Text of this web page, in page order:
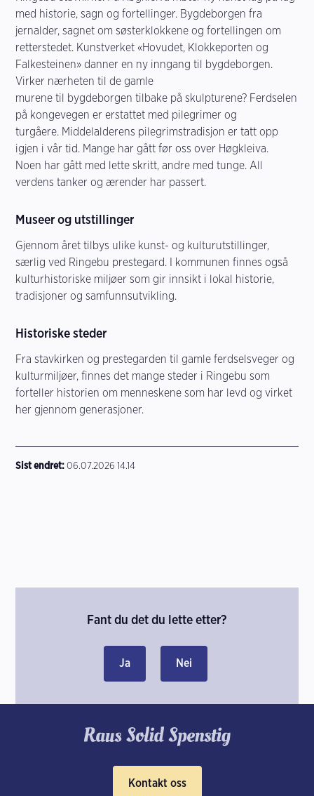
med historie, sagn og fortellinger. Bygdeborgen fra
jernalder, sagnet om søsterklokkene og fortellingen om
retterstedet. Kunstverket «Hovudet, Klokkeporten og
Falkesteinen» danner en ny inngang til bygdeborgen.
Virker nærheten til de gamle
murene til bygdeborgen tilbake på skulpturene? Ferdselen
på kongevegen er erstattet med pilegrimer og
turgåere. Middelalderens pilegrimstradisjon er tatt opp
igjen i vår tid. Mange har gått før oss over Høgkleiva.
Noen har gått med lette skritt, andre med tunge. All
verdens tanker og ærender har passert.
Museer og utstillinger
Gjennom året tilbys ulike kunst- og kulturutstillinger,
særlig ved Ringebu prestegard. I kommunen finnes også
kulturhistoriske miljøer som gir innsikt i lokal historie,
tradisjoner og samfunnsutvikling.
Historiske steder
Fra stavkirken og prestegarden til gamle ferdselsveger og
kulturmiljøer, finnes det mange steder i Ringebu som
forteller historien om menneskene som har levd og virket
her gjennom generasjoner.
Sist endret 06.07.2026 14.14
Fant du det du lette etter?
Ja Nei
Kontakt oss